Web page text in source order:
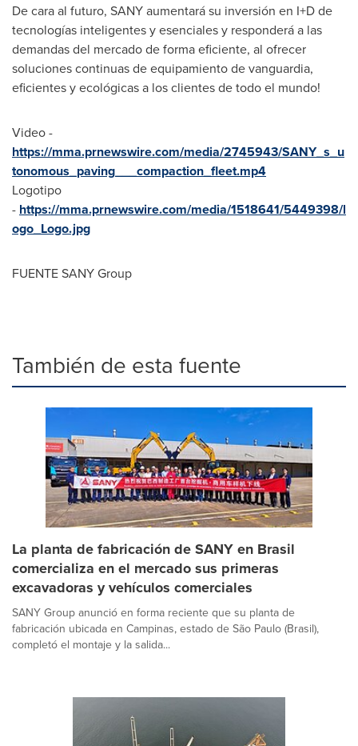
De cara al futuro, SANY aumentará su inversión en I+D de
tecnologías inteligentes y esenciales y responderá a las
demandas del mercado de forma eficiente, al ofrecer
soluciones continuas de equipamiento de vanguardia,
eficientes y ecológicas a los clientes de todo el mundo!
Video -
https://mma.prnewswire.com/media/2745943/SANY_s_u
tonomous_paving___compaction_fleet.mp4
Logotipo
- https://mma.prnewswire.com/media/1518641/5449398/l
ogo_Logo.jpg
FUENTE SANY Group
También de esta fuente
La planta de fabricación de SANY en Brasil
comercializa en el mercado sus primeras
excavadoras y vehículos comerciales
SANY Group anunció en forma reciente que su planta de
fabricación ubicada en Campinas, estado de São Paulo (Brasil),
completó el montaje y la salida...